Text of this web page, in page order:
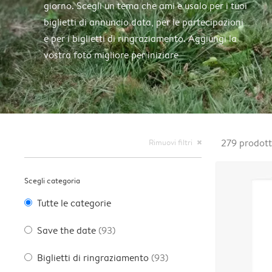
giorno. Scegli un tema che ami e usalo per i tuoi
biglietti di annuncio data, per le partecipazioni
e per i biglietti di ringraziamento. Aggiungi la
vostra foto migliore per iniziare
Rimuovi filtri close
Scegli categoria
Tutte le categorie
Save the date (93)
Biglietti di ringraziamento (93)
279